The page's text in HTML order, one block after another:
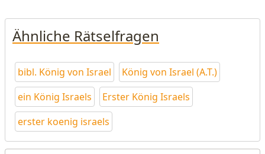
Ähnliche Rätselfragen
bibl. König von Israel
König von Israel (A.T.)
ein König Israels
Erster König Israels
erster koenig israels